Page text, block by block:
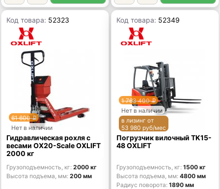
Код товара: 52323
61 600p
Нет в наличии
Гидравлическая рохля с
весами OX20-Scale OXLIFT
2000 кг
Грузоподъемность, кг 2000 кг
Высота подъема, мм 200 мм
Код товара: 52349
1 763 400p
Нет в наличии
в лизинг от
53 980 руб/мес
Погрузчик вилочный TK15-
48 OXLIFT
Грузоподъемность, кг 1500 кг
Высота подъема, мм 4800 мм
Радиус поворота 1890 мм